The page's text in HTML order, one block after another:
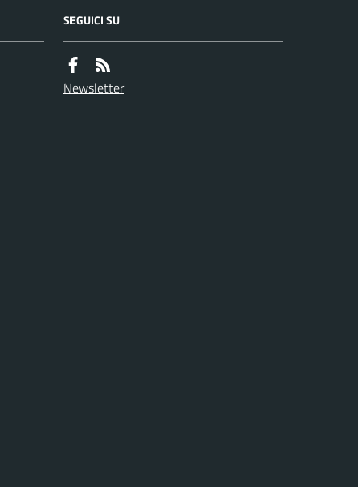
SEGUICI SU
Newsletter